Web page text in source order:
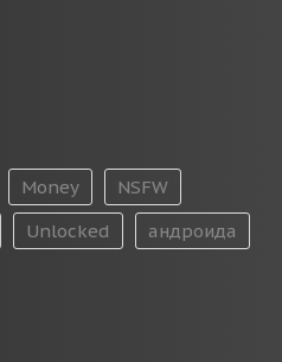
Money
NSFW
Unlocked
андроида